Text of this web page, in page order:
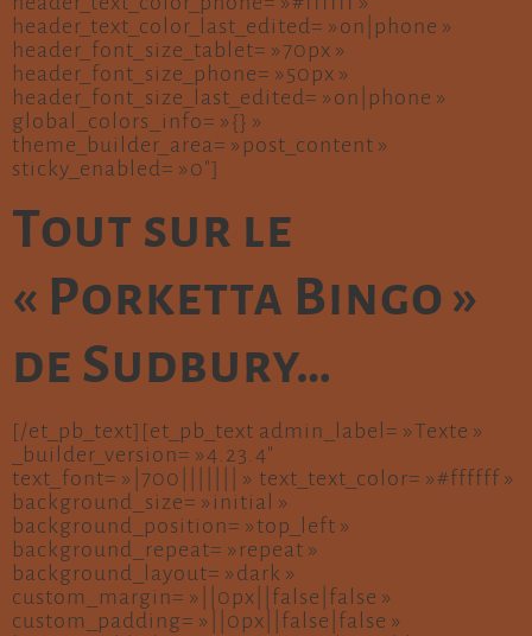
header_text_color_last_edited= »on|phone »
header_font_size_tablet= »70px »
header_font_size_phone= »50px »
header_font_size_last_edited= »on|phone »
global_colors_info= »{} »
theme_builder_area= »post_content »
sticky_enabled= »0″]
Tout sur le
« Porketta Bingo »
de Sudbury…
[/et_pb_text][et_pb_text admin_label= »Texte »
_builder_version= »4.23.4″
text_font= »|700||||||| » text_text_color= »#ffffff »
background_size= »initial »
background_position= »top_left »
background_repeat= »repeat »
background_layout= »dark »
custom_margin= »||0px||false|false »
custom_padding= »||0px||false|false »